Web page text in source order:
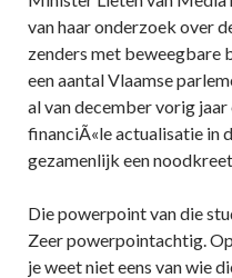
van haar onderzoek over
zenders met beweegbare
een aantal Vlaamse
al van december vorig jaar
financiÃ«le actualisatie in
gezamenlijk een
Die powerpoint van die
Zeer powerpointachtig.
je weet niet eens van wie